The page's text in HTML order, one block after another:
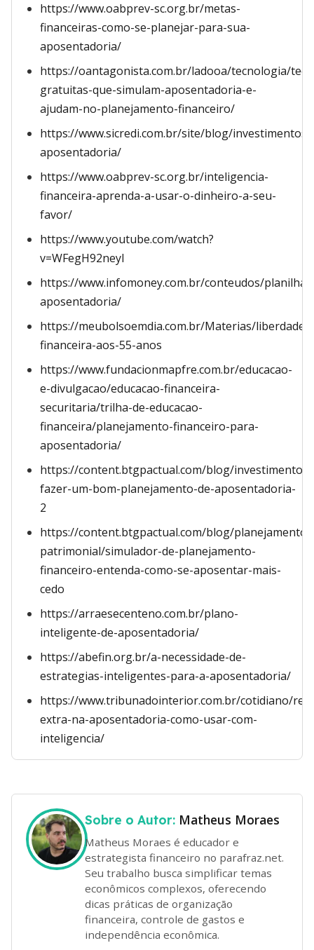
https://www.oabprev-sc.org.br/metas-
financeiras-como-se-planejar-para-sua-
aposentadoria/
https://oantagonista.com.br/ladooa/tecnologia/
gratuitas-que-simulam-aposentadoria-e-
ajudam-no-planejamento-financeiro/
https://www.sicredi.com.br/site/blog/
aposentadoria/
https://www.oabprev-sc.org.br/inteligencia-
financeira-aprenda-a-usar-o-dinheiro-a-seu-
favor/
https://www.youtube.com/watch?
v=WFegH92neyI
https://www.infomoney.com.br/conteudos/
aposentadoria/
https://meubolsoemdia.com.br/Materias/liberdade-
financeira-aos-55-anos
https://www.fundacionmapfre.com.br/educacao-
e-divulgacao/educacao-financeira-
securitaria/trilha-de-educacao-
financeira/planejamento-financeiro-para-
aposentadoria/
https://content.btgpactual.com/blog/
fazer-um-bom-planejamento-de-aposentadoria-
2
https://content.btgpactual.com/blog/planejamento-
patrimonial/simulador-de-planejamento-
financeiro-entenda-como-se-aposentar-mais-
cedo
https://arraesecenteno.com.br/plano-
inteligente-de-aposentadoria/
https://abefin.org.br/a-necessidade-de-
estrategias-inteligentes-para-a-aposentadoria/
https://www.tribunadointerior.com.br/cotidiano/
extra-na-aposentadoria-como-usar-com-
inteligencia/
Sobre o Autor: Matheus Moraes
Matheus Moraes é educador e
estrategista financeiro no parafraz.net.
Seu trabalho busca simplificar temas
econômicos complexos, oferecendo
dicas práticas de organização
financeira, controle de gastos e
independência econômica.